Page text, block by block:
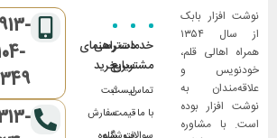
نوشت افزار بابک
از سال ۱۳۵۴
همراه اهالی قلم،
خودنویس و
علاقه‌مندان به
نوشت افزار بوده
است. با مشاوره
خدمات
مشتریان
تماس
با ما
دسترسی
سریع
لیست
قیمت
راهنمای
خرید
ثبت
سفارش